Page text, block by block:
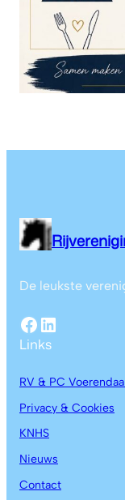
De leukste
Links
RV & PC
Privacy & Cookies
KNHS
Nieuws
Contact